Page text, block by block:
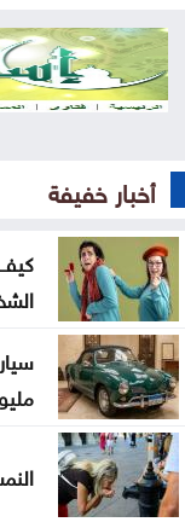
بعد موسم
كافية؟
عن تهديدات
أخيراً العالم
هل الزواج علاقة
من كريم خان
فلسطين
جون إسبوزيتو
أخبار خفيفة